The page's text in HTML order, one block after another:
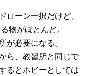
ローン一択だけど、
物がほとんど。
が必要になる。
ら、教習所と同じで
るとホビーとしては